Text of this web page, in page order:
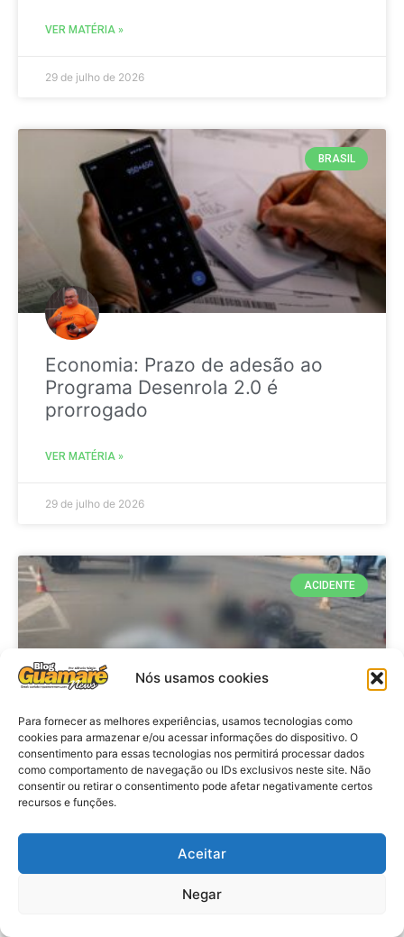
Nós usamos cookies
Para fornecer as melhores experiências, usamos tecnologias como
cookies para armazenar e/ou acessar informações do dispositivo. O
consentimento para essas tecnologias nos permitirá processar dados
como comportamento de navegação ou IDs exclusivos neste site. Não
consentir ou retirar o consentimento pode afetar negativamente certos
recursos e funções.
Aceitar
Negar
VER MATÉRIA »
29 de julho de 2026
BRASIL
Economia: Prazo de adesão ao
Programa Desenrola 2.0 é
prorrogado
VER MATÉRIA »
29 de julho de 2026
ACIDENTE
Acidente: A caminho do trabalho
professora se envolve em
acidente e vai a obito na RN 118
no Alto do Rodrigues, RN